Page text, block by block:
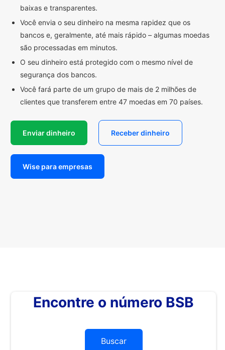
baixas e transparentes.
Você envia o seu dinheiro na mesma rapidez que os
bancos e, geralmente, até mais rápido – algumas moedas
são processadas em minutos.
O seu dinheiro está protegido com o mesmo nível de
segurança dos bancos.
Você fará parte de um grupo de mais de 2 milhões de
clientes que transferem entre 47 moedas em 70 países.
Enviar dinheiro Receber dinheiro
Wise para empresas
Encontre o número BSB
Buscar